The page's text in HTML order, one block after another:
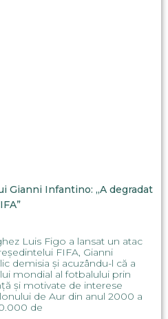
Gianni Infantino: „A degradat
Luis Figo a lansat un atac
FIFA, Gianni
demisia și acuzându-l că a
mondial al fotbalului prin
și motivate de interese
de Aur din anul 2000 a
de